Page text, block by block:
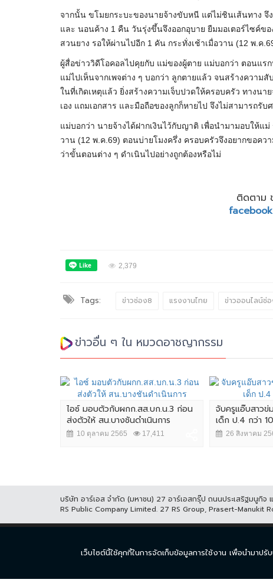
จากนั้น ขโมยกระบะของนายจ้างขับหนี แต่ไม่ชินเส้นทาง จึ
และ นอนค้าง 1 คืน วันรุ่งขึ้นจึงออกอุบาย ยืมมอเตอร์ไซค์
สวนยาง รอให้ผ่านไปอีก 1 คัน กระทั่งเช้าเมื่อวาน (12 พ.ค
ผู้สื่อข่าววิดีโอคอลไปคุยกับ แม่ของผู้ตาย แม่บอกว่า ตอนแร
แม่ไปเห็นจากเพจต่าง ๆ บอกว่า ลูกตายแล้ว จนสร้างความ
ในที่เกิดเหตุแล้ว ยิ่งสร้างความเจ็บปวดให้ครอบครัว ทางน
เอง แถมเอกสาร และมือถือของลูกก็หายไป จึงไม่สามารถรั
แม่บอกว่า นายจ้างได้ฝากเงินไว้กับญาติ เพื่อนำมามอบให้แ
วาน (12 พ.ค.69) ตอนบ่ายโมงครึ่ง ครอบครัวจึงอยากขอค
ว่าขั้นตอนต่าง ๆ ดำเนินไปอย่างถูกต้องหรือไม่
ติดตาม
2,379
Tags: ข่าวช่อง8 แรงงานไทย ข่าวออนไลน์ช่
ข่าวอื่น ๆ ใน หมวดอาชญากรรม
ไอซ์ มอบตัวกับผกก.สส.บก.น.3 ก่อน
ส่งตัวให้ สน.บางชันดำเนินการ
10 ตุลาคม 2565 17,411
จับครูแอ๊บสาวข่
เด็ก ป.4 กว่า
26 สิงหาคม
บริษัท อาร์เอส จำกัด (มหาชน) 27 อาร์เอสกรุ๊ป ถนนประเสริฐมนูกิ
RS Public Company Limited. 27 RS Group, Prasert-Manukit
เว็บไซต์นี้ใช้คุกกี้ในการจัดเก็บข้อมูลการใช้งาน เพื่อนำมา